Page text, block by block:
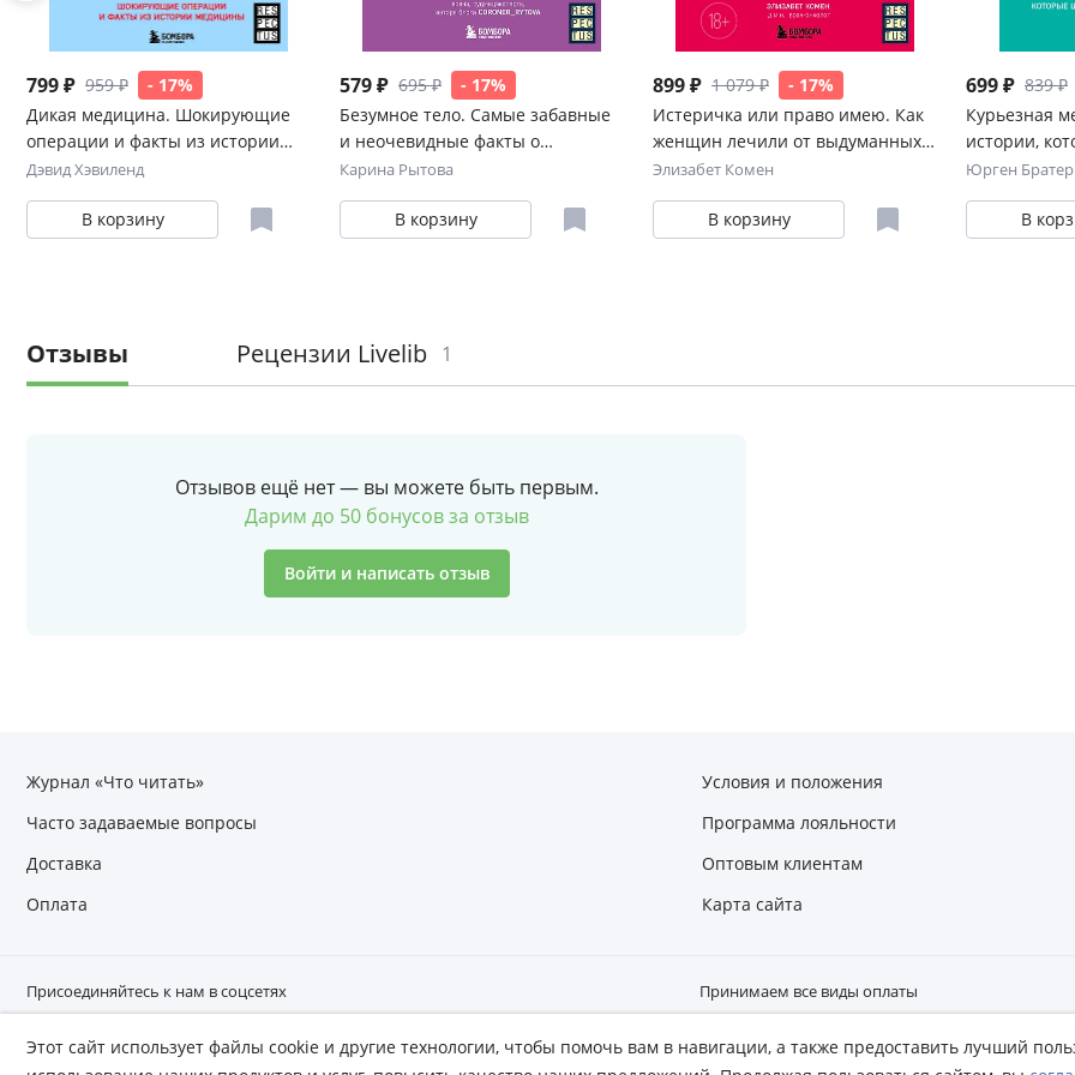
799 ₽ 959 ₽
- 17%
Дикая медицина. Шокирующие
операции и факты из истории
медицины
Дэвид Хэвиленд
В корзину
579 ₽ 695 ₽
- 17%
Безумное тело. Самые забавные
и неочевидные факты о
человеческом теле
Карина Рытова
В корзину
899 ₽ 1 079 ₽
- 17%
Истеричка или право имею. Как
женщин лечили от выдуманных
болезней и игнорировали
Элизабет Комен
В корзину
699 ₽ 839 ₽
Курьезная
истории,
врачей
Юрген Братер
В
Отзывы Рецензии Livelib 1
Отзывов ещё нет — вы можете быть первым.
Дарим до 50 бонусов за отзыв
Войти и написать отзыв
Журнал «Что читать»
Часто задаваемые вопросы
Доставка
Оплата
Условия и положения
Программа лояльности
Оптовым клиентам
Карта сайта
Присоединяйтесь к нам в соцсетях Принимаем все виды оплаты
Этот сайт использует файлы cookie и другие технологии, чтобы помочь вам в навигации, а также предоставить лучший